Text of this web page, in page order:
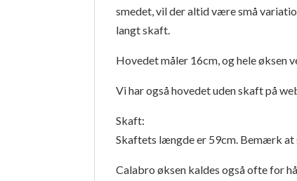
smedet, vil der altid være små
langt skaft.
Hovedet måler 16cm, og hele øksen
Vi har også hovedet uden skaft på
Skaft:
Skaftets længde er 59cm. Bemærk
Calabro øksen kaldes også ofte for